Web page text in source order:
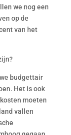
we nog een
op de
van het
budgettair
Het is ook
moeten
vallen